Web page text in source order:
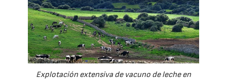
Explotación extensiva de vacuno de leche en